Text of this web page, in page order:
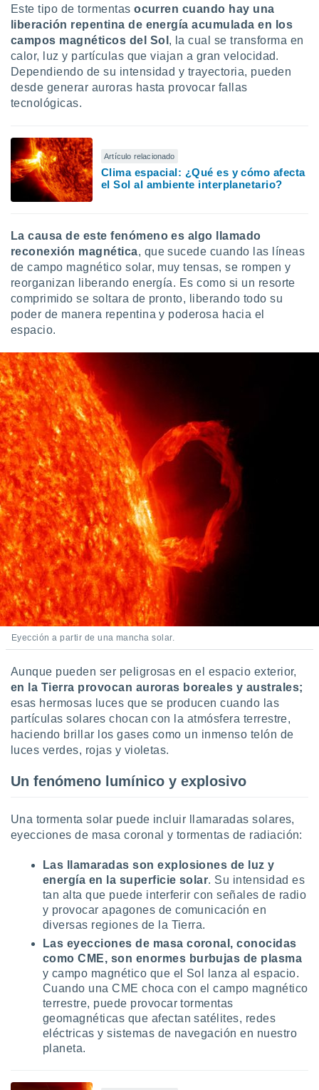
cookies
de
sitio
En
de que
el sitio
se
para
ni para
o
aunque
no
Puedes
acceder a
web a
abono
únicos
similares
como
sitio
de
posible
traten tus
en
interés
a lo que
su
datos
momento
en
o acceder
Este tipo de tormentasocurren cuando hay una
liberación repentina de energía acumulada en los
campos magnéticos del Sol , la cual se transforma en
calor, luz y partículas que viajan a gran velocidad.
Dependiendo de su intensidad y trayectoria, pueden
desde generar auroras hasta provocar fallas
tecnológicas.
Artículo relacionado
Clima espacial: ¿Qué es y cómo afecta
el Sol al ambiente interplanetario?
La causa de este fenómeno es algo llamado
reconexión magnética, que sucede cuando las líneas
de campo magnético solar, muy tensas, se rompen y
reorganizan liberando energía. Es como si un resorte
comprimido se soltara de pronto, liberando todo su
poder de manera repentina y poderosa hacia el
espacio.
Eyección a partir de una mancha solar.
Aunque pueden ser peligrosas en el espacio exterior,
en la Tierra provocan auroras boreales y australes;
esas hermosas luces que se producen cuando las
partículas solares chocan con la atmósfera terrestre,
haciendo brillar los gases como un inmenso telón de
luces verdes, rojas y violetas.
Un fenómeno lumínico y explosivo
Una tormenta solar puede incluir llamaradas solares,
eyecciones de masa coronal y tormentas de radiación:
Las llamaradas son explosiones de luz y
energía en la superficie solar. Su intensidad es
tan alta que puede interferir con señales de radio
y provocar apagones de comunicación en
diversas regiones de la Tierra.
Las eyecciones de masa coronal, conocidas
como CME, son enormes burbujas de plasma
y campo magnético que el Sol lanza al espacio.
Cuando una CME choca con el campo magnético
terrestre, puede provocar tormentas
geomagnéticas que afectan satélites, redes
eléctricas y sistemas de navegación en nuestro
planeta.